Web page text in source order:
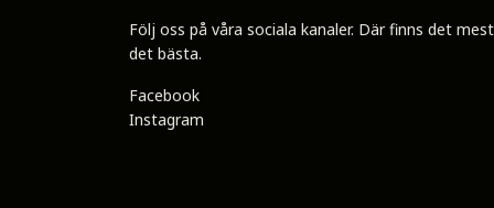
Följ oss på våra sociala kanaler. Där finns det
det bästa.
Facebook
Instagram